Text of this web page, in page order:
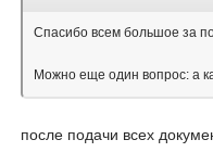
Спасибо всем большое за
Можно еще один вопрос: а
после подачи всех